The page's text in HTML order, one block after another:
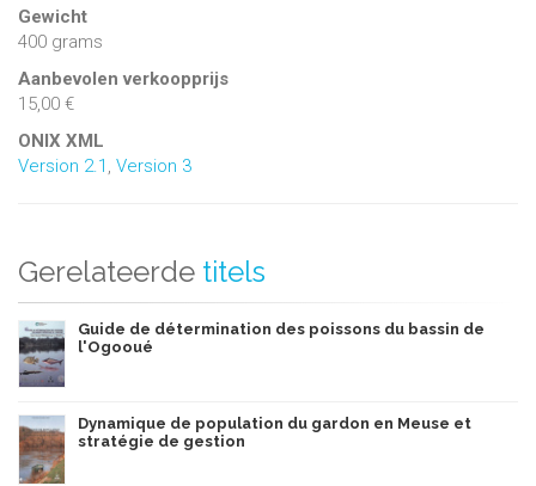
Gewicht
400 grams
Aanbevolen verkoopprijs
15,00 €
ONIX XML
Version 2.1 Version 3
Gerelateerde titels
Guide de détermination des poissons du bassin de
l'Ogooué
Dynamique de population du gardon en Meuse et
stratégie de gestion